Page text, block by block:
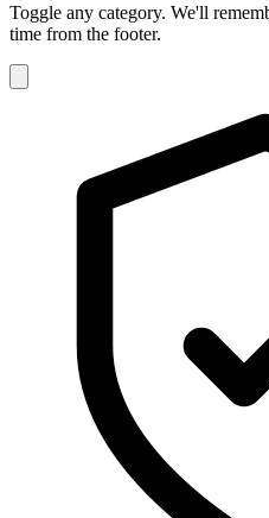
Toggle any category. We'll
time from the footer.